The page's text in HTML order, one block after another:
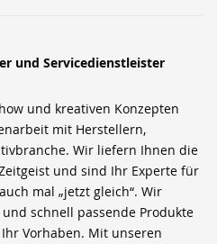
und Servicedienstleister
und kreativen Konzepten
mit Herstellern,
Wir liefern Ihnen die
und sind Ihr Experte für
mal „jetzt gleich“. Wir
schnell passende Produkte
Vorhaben. Mit unseren